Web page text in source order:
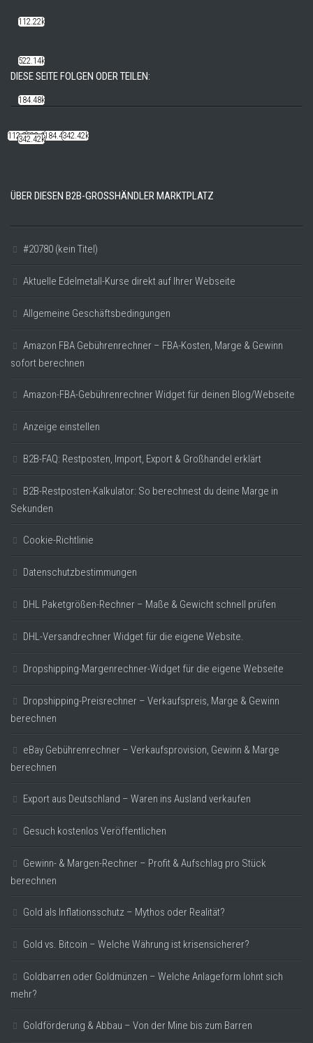
DIESE SEITE FOLGEN ODER TEILEN:
112.22k522.14k184.48k342.42k
ÜBER DIESEN B2B-GROSSHÄNDLER MARKTPLATZ
#20780 (kein Titel)
Aktuelle Edelmetall-Kurse direkt auf Ihrer Webseite
Allgemeine Geschäftsbedingungen
Amazon FBA Gebührenrechner – FBA-Kosten, Marge & Gewinn
sofort berechnen
Amazon-FBA-Gebührenrechner Widget für deinen Blog/Webseite
Anzeige einstellen
B2B-FAQ: Restposten, Import, Export & Großhandel erklärt
B2B-Restposten-Kalkulator: So berechnest du deine Marge in
Sekunden
Cookie-Richtlinie
Datenschutzbestimmungen
DHL Paketgrößen-Rechner – Maße & Gewicht schnell prüfen
DHL-Versandrechner Widget für die eigene Website.
Dropshipping-Margenrechner-Widget für die eigene Webseite
Dropshipping-Preisrechner – Verkaufspreis, Marge & Gewinn
berechnen
eBay Gebührenrechner – Verkaufsprovision, Gewinn & Marge
berechnen
Export aus Deutschland – Waren ins Ausland verkaufen
Gesuch kostenlos Veröffentlichen
Gewinn- & Margen-Rechner – Profit & Aufschlag pro Stück
berechnen
Gold als Inflationsschutz – Mythos oder Realität?
Gold vs. Bitcoin – Welche Währung ist krisensicherer?
Goldbarren oder Goldmünzen – Welche Anlageform lohnt sich
mehr?
Goldförderung & Abbau – Von der Mine bis zum Barren
112.22k
522.14k
184.48k
342.42k